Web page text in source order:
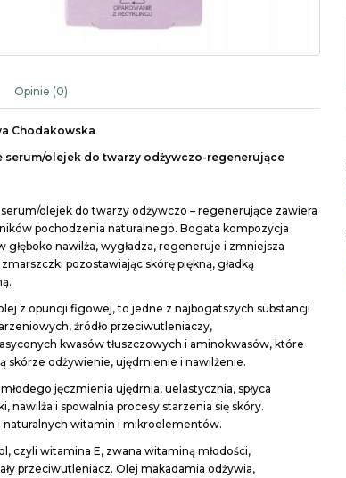
Opinie (0)
Chodakowska
serum/olejek do twarzy odżywczo-regenerujące
olejek do twarzy odżywczo – regenerujące zawiera
pochodzenia naturalnego. Bogata kompozycja
głęboko nawilża, wygładza, regeneruje i zmniejsza
pozostawiając skórę piękną, gładką
z opuncji figowej, to jedne z najbogatszych substancji
źródło przeciwutleniaczy,
kwasów tłuszczowych i aminokwasów, które
skórze odżywienie, ujędrnienie i nawilżenie.
jęczmienia ujędrnia, uelastycznia, spłyca
nawilża i spowalnia procesy starzenia się skóry.
naturalnych witamin i mikroelementów.
czyli witamina E, zwana witaminą młodości,
przeciwutleniacz. Olej makadamia odżywia,